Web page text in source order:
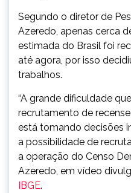
Segundo o diretor de
Azeredo, apenas cerca
estimada do Brasil foi
até agora, por isso
trabalhos.
“A grande dificuldade
recrutamento de
está tomando decisões
a possibilidade de
a operação do Censo
Azeredo, em vídeo
IBGE.